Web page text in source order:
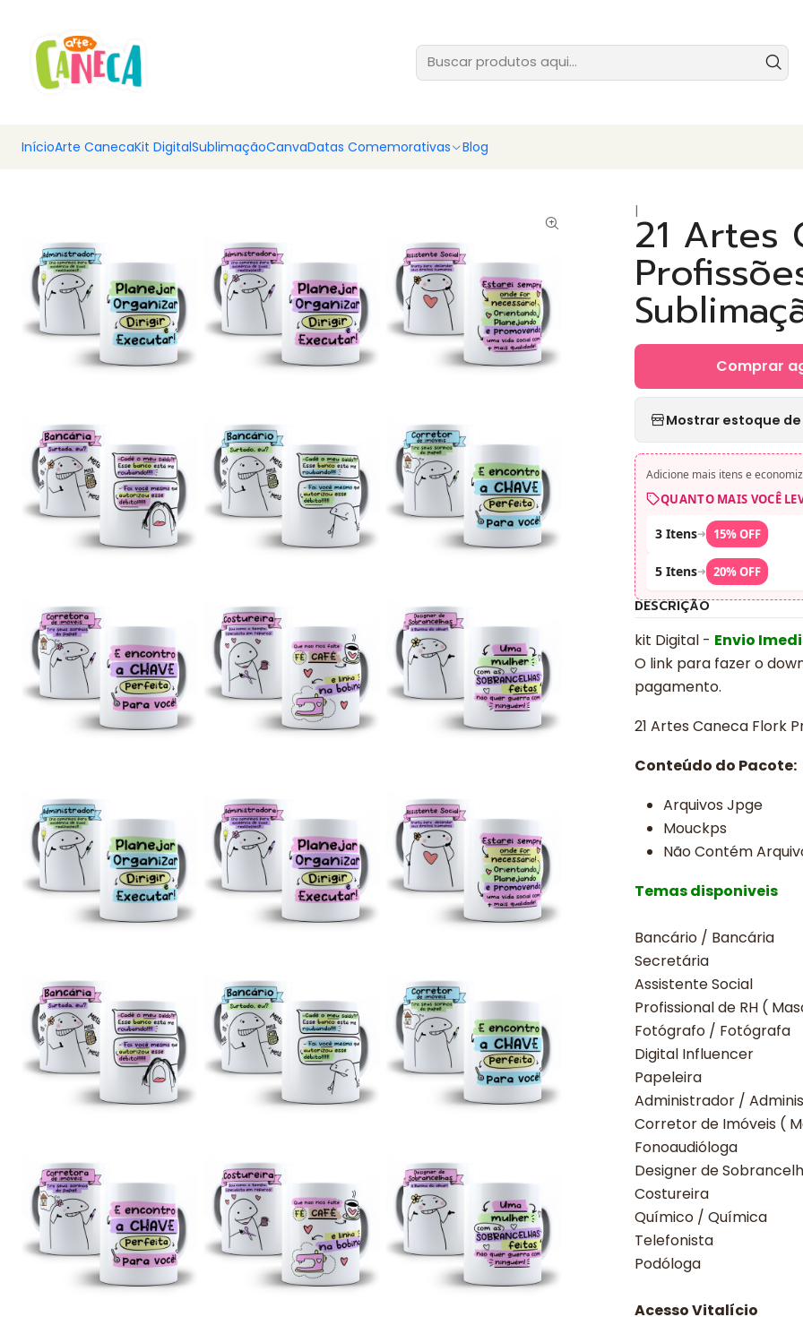
InícioArte CanecaKit DigitalSublimaçãoCanvaDatas Comemorativas Blog
|21 Artes
Comprar
Mostrar estoque
Adicione mais itens e
QUANTO MAIS VOCÊ
3 Itens➜ 15% OFF
5 Itens➜ 20% OFF
DESCRIÇÃO
kit Digital - Envio
O link para fazer o
pagamento.
21 Artes Caneca Flork
Conteúdo do Pacote:
Arquivos Jpge
Mouckps
Não Contém
Temas disponiveis
Bancário / Bancária
Secretária
Assistente Social
Profissional de RH (
Fotógrafo / Fotógrafa
Digital Influencer
Papeleira
Administrador /
Corretor de Imóveis (
Fonoaudióloga
Designer de
Costureira
Químico / Química
Telefonista
Podóloga
Acesso Vitalício